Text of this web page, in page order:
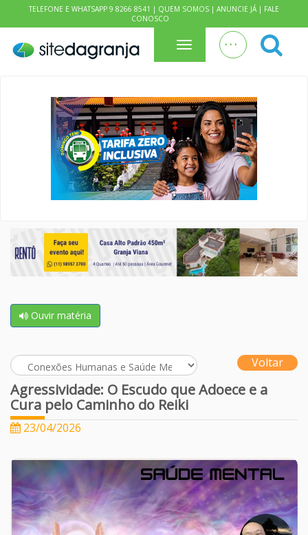
TELEFONE E WHATSAPP 9 8266 8541 | QUEM SOMOS | ANUNCIE JÁ| FALE
CONOSCO
Menu . . .
Ouvir matéria
Voltar
Agressividade: O Escudo que Adoece e a
Cura pelo Caminho do Reiki
23/04/2026